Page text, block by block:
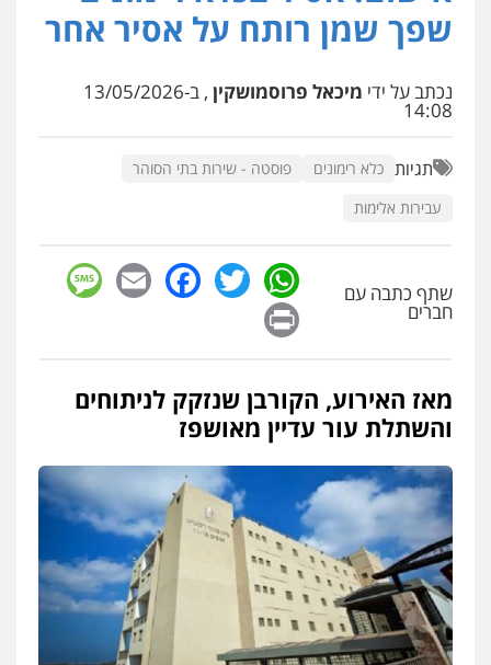
עו"ד איהאב ג'לג'ולי
אסירים
עו"ד שלומי שרון
עו"ד אייל בסרגליק
כלכלי
אסירים אזרחי
עו"ד זוהר ארבל
פלילי פשיעה חמורה מעצרים וחקירות
0538788878
עו"ד אסף דוק
פלילי עבירות מין סמים והימורים פשיעה
חמורה חקירות ומעצרים צווארון לבן והונאה
0526885006
שפך שמן רותח על אסיר אחר
נכתב על ידי מיכאל פרוסמושקין , ב-13/05/2026
14:08
תגיות כלא רימונים
פוסטה - שירות בתי הסוהר
עבירות אלימות
שתף כתבה עם
חברים
WhatsApp
Twitter
Facebook
Email
מאז האירוע, הקורבן שנזקק לניתוחים
והשתלת עור עדיין מאושפז